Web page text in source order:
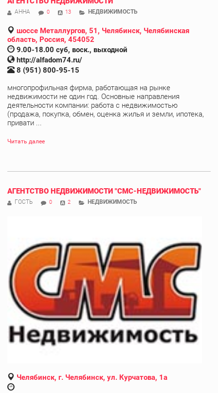
АННА 0 13 НЕДВИЖИМОСТЬ
шоссе Металлургов, 51, Челябинск, Челябинская
область, Россия, 454052
9.00-18.00 суб, воск., выходной
http://alfadom74.ru/
8 (951) 800-95-15
многопрофильная фирма, работающая на рынке
недвижимости не один год. Основные направления
деятельности компании: работа с недвижимостью
(продажа, покупка, обмен, оценка жилья и земли, ипотека,
привати ...
Читать далее
АГЕНТСТВО НЕДВИЖИМОСТИ "СМС-НЕДВИЖИМОСТЬ"
ГОСТЬ 0 2 НЕДВИЖИМОСТЬ
Челябинск, г. Челябинск, ул. Курчатова, 1а